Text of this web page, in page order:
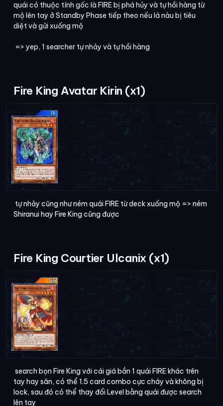
quái có thuộc tính gốc là FIRE bị phá hủy và tự hồi hàng từ
mộ lên tay ở Standby Phase tiếp theo nếu lá nàu bị tiêu
diệt và gửi xuống mộ
=> yep, 1 searcher tự nhảy và tự hồi hàng
Fire King Avatar Kirin (x1)
tự nhảy cũng như ném quái FIRE từ deck xuống mộ => ném
Shiranui hay Fire King cũng được
Fire King Courtier Ulcanix (x1)
search bọn Fire King với cái giá bắn 1 quái FIRE khác trên
tay hay sân, có thể 1.5 card combo cực cháy và không bị
lock, sau đó có thể thay đổi Level bằng quái được search
lên tay